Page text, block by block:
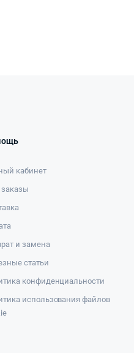
кабинет
и замена
статьи
конфиденциальности
использования файлов